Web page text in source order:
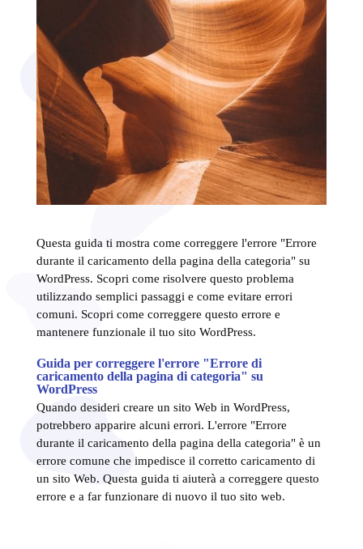
Questa guida ti mostra come correggere l'errore "Errore
durante il caricamento della pagina della categoria" su
WordPress. Scopri come risolvere questo problema
utilizzando semplici passaggi e come evitare errori
comuni. Scopri come correggere questo errore e
mantenere funzionale il tuo sito WordPress.
Guida per correggere l'errore "Errore di
caricamento della pagina di categoria" su
WordPress
Quando desideri creare un sito Web in WordPress,
potrebbero apparire alcuni errori. L'errore "Errore
durante il caricamento della pagina della categoria" è un
errore comune che impedisce il corretto caricamento di
un sito Web. Questa guida ti aiuterà a correggere questo
errore e a far funzionare di nuovo il tuo sito web.